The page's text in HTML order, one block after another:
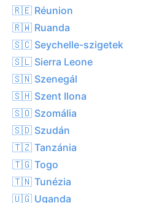
🇷🇪 Réunion
🇷🇼 Ruanda
🇸🇨 Seychelle-szigetek
🇸🇱 Sierra Leone
🇸🇳 Szenegál
🇸🇭 Szent Ilona
🇸🇴 Szomália
🇸🇩 Szudán
🇹🇿 Tanzánia
🇹🇬 Togo
🇹🇳 Tunézia
🇺🇬 Uganda